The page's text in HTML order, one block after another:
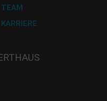
TEAM
KARRIERE